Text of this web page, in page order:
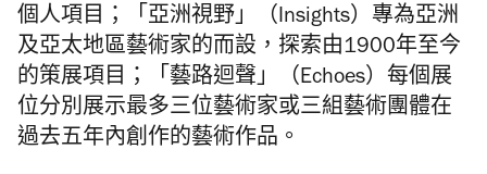
個人項目；「亞洲視野」（Insights）專為亞洲
及亞太地區藝術家的而設，探索由1900年至今
的策展項目；「藝路迴聲」（Echoes）每個展
位分別展示最多三位藝術家或三組藝術團體在
過去五年內創作的藝術作品。